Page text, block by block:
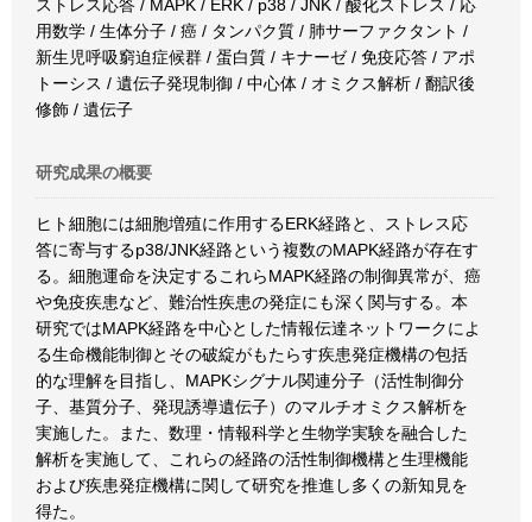
ストレス応答 / MAPK / ERK / p38 / JNK / 酸化ストレス / 応
用数学 / 生体分子 / 癌 / タンパク質 / 肺サーファクタント /
新生児呼吸窮迫症候群 / 蛋白質 / キナーゼ / 免疫応答 / アポ
トーシス / 遺伝子発現制御 / 中心体 / オミクス解析 / 翻訳後
修飾 / 遺伝子
研究成果の概要
ヒト細胞には細胞増殖に作用するERK経路と、ストレス応
答に寄与するp38/JNK経路という複数のMAPK経路が存在す
る。細胞運命を決定するこれらMAPK経路の制御異常が、癌
や免疫疾患など、難治性疾患の発症にも深く関与する。本
研究ではMAPK経路を中心とした情報伝達ネットワークによ
る生命機能制御とその破綻がもたらす疾患発症機構の包括
的な理解を目指し、MAPKシグナル関連分子（活性制御分
子、基質分子、発現誘導遺伝子）のマルチオミクス解析を
実施した。また、数理・情報科学と生物学実験を融合した
解析を実施して、これらの経路の活性制御機構と生理機能
および疾患発症機構に関して研究を推進し多くの新知見を
得た。